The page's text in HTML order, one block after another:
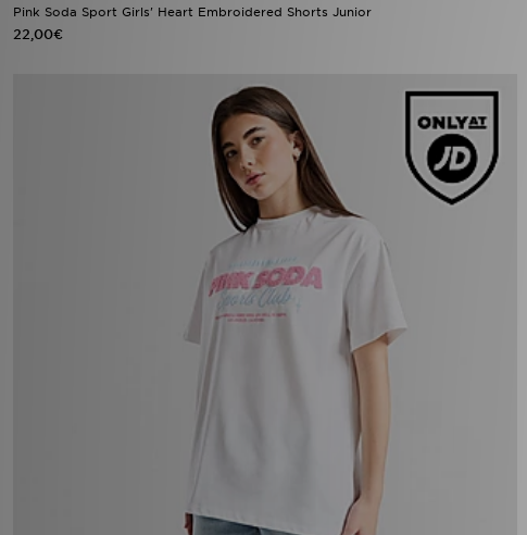
Pink Soda Sport Girls' Heart Embroidered Shorts Junior
22,00€